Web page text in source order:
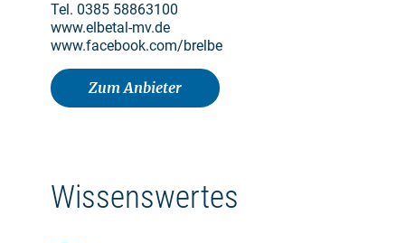
Tel. 0385 58863100
www.elbetal-mv.de
www.facebook.com/brelbe
Zum Anbieter
Wissenswertes